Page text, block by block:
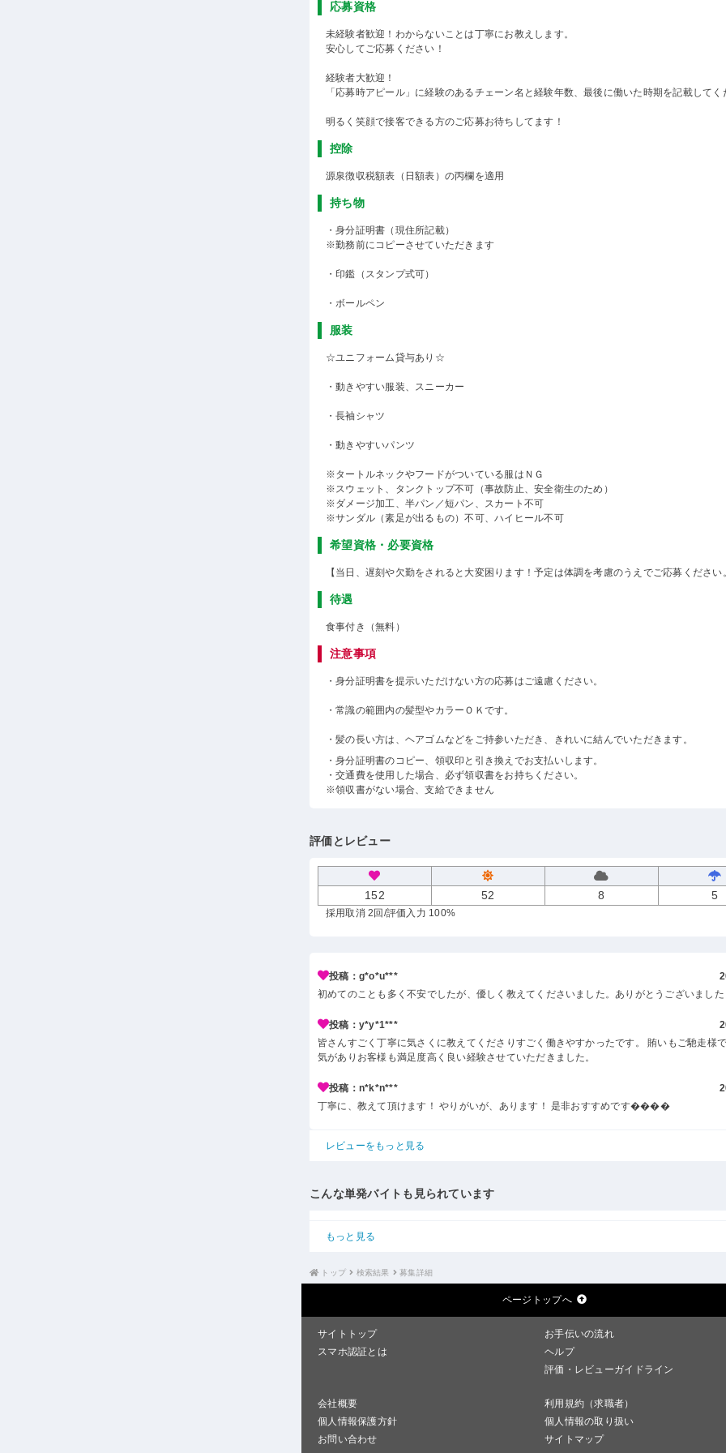
応募資格
未経験者歓迎！わからないことは丁寧にお教えします。
安心してご応募ください！
経験者大歓迎！
「応募時アピール」に経験のあるチェーン名と経験年数、最後に働いた時期を記載してく
明るく笑顔で接客できる方のご応募お待ちしてます！
控除
源泉徴収税額表（日額表）の丙欄を適用
持ち物
・身分証明書（現住所記載）
※勤務前にコピーさせていただきます
・印鑑（スタンプ式可）
・ボールペン
服装
☆ユニフォーム貸与あり☆
・動きやすい服装、スニーカー
・長袖シャツ
・動きやすいパンツ
※タートルネックやフードがついている服はＮＧ
※スウェット、タンクトップ不可（事故防止、安全衛生のため）
※ダメージ加工、半パン／短パン、スカート不可
※サンダル（素足が出るもの）不可、ハイヒール不可
希望資格・必要資格
【当日、遅刻や欠勤をされると大変困ります！予定は体調を考慮のうえでご応募ください
待遇
食事付き（無料）
注意事項
・身分証明書を提示いただけない方の応募はご遠慮ください。
・常識の範囲内の髪型やカラーＯＫです。
・髪の長い方は、ヘアゴムなどをご持参いただき、きれいに結んでいただきます。
・身分証明書のコピー、領収印と引き換えでお支払いします。
・交通費を使用した場合、必ず領収書をお持ちください。
※領収書がない場合、支給できません
評価とレビュー
152 52 8 5
採用取消 2回 /評価入力 100%
投稿：g*o*u***
初めてのことも多く不安でしたが、優しく教えてくださいました。ありがとうございました
投稿：y*y*1***
皆さんすごく丁寧に気さくに教えてくださりすごく働きやすかったです。 賄いもご馳走様
気がありお客様も満足度高く良い経験させていただきました。
投稿：n*k*n***
丁寧に、教えて頂けます！ やりがいが、あります！ 是非おすすめです����
レビューをもっと見る
こんな単発バイトも見られています
もっと見る
トップ 検索結果 募集詳細
ページトップへ
サイトトップ
お手伝いの流れ
スマホ認証とは
ヘルプ
評価・レビューガイドライン
会社概要
利用規約（求職者）
個人情報保護方針
個人情報の取り扱い
お問い合わせ
サイトマップ